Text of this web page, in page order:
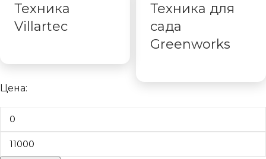
Техника
Villartec
Техника для
сада
Greenworks
Цена: